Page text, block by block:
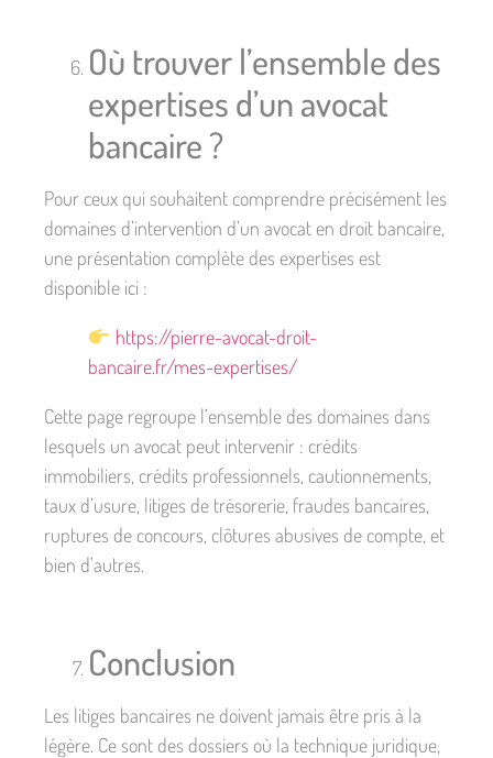
Où trouver l’ensemble des
expertises d’un avocat
bancaire ?
Pour ceux qui souhaitent comprendre précisément les
domaines d’intervention d’un avocat en droit bancaire,
une présentation complète des expertises est
disponible ici :
https://pierre-avocat-droit-
bancaire.fr/mes-expertises/
Cette page regroupe l’ensemble des domaines dans
lesquels un avocat peut intervenir : crédits
immobiliers, crédits professionnels, cautionnements,
taux d’usure, litiges de trésorerie, fraudes bancaires,
ruptures de concours, clôtures abusives de compte, et
bien d’autres.
Conclusion
Les litiges bancaires ne doivent jamais être pris à la
légère. Ce sont des dossiers où la technique juridique,